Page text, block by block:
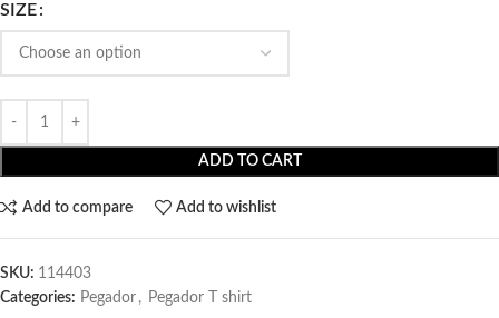
SIZE
ADD TO CART
Add to compare Add to wishlist
SKU: 114403
Categories: Pegador​ , Pegador T shirt​